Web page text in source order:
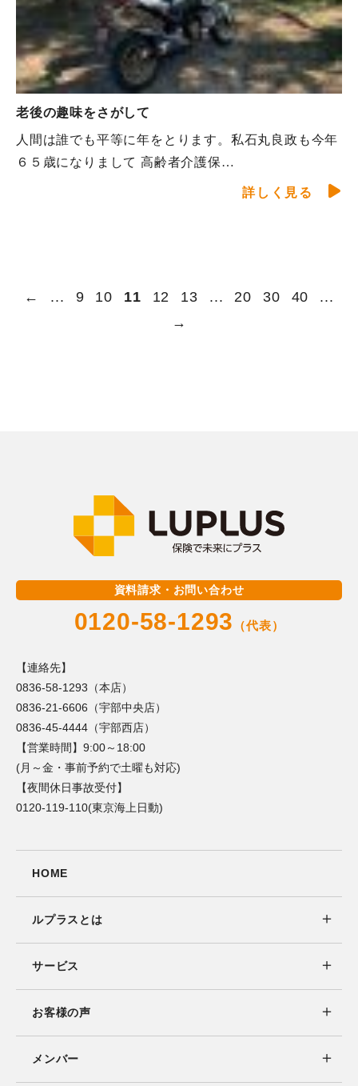
老後の趣味をさがして
人間は誰でも平等に年をとります。私石丸良政も今年
６５歳になりまして 高齢者介護保…
詳しく見る
← ... 9 10 11 12 13 ... 20 30 40
...
→
資料請求・お問い合わせ
0120-58-1293 （代表）
【連絡先】
0836-58-1293（本店）
0836-21-6606（宇部中央店）
0836-45-4444（宇部西店）
【営業時間】9:00～18:00
(月～金・事前予約で土曜も対応)
【夜間休日事故受付】
0120-119-110(東京海上日動)
HOME
ルプラスとは
サービス
お客様の声
メンバー